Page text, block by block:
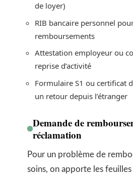
de loyer)
RIB bancaire personnel
remboursements
Attestation employeur ou
reprise d’activité
Formulaire S1 ou certificat
un retour depuis l’étranger
Demande de
réclamation
Pour un problème de
soins, on apporte les